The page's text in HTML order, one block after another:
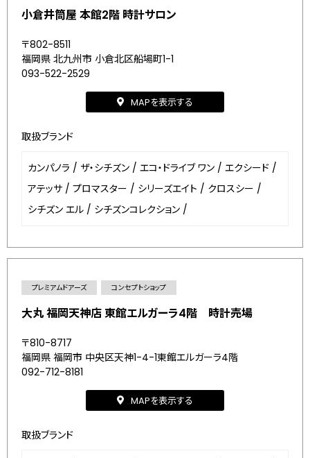
小倉井筒屋 本館2階 時計サロン
〒802-8511
福岡県 北九州市 小倉北区船場町1-1
093-522-2529
MAPを表示する
取扱ブランド
カンパノラ / ザ・シチズン / エコ・ドライブ ワン / エクシード /
アテッサ / プロマスター / シリーズエイト / クロスシー /
シチズン エル / シチズンコレクション /
プレミアムドアーズ コンセプトショップ
大丸 福岡天神店 東館エルガーラ4階 時計売場
〒810-8717
福岡県 福岡市 中央区天神1-4-1東館エルガーラ4階
092-712-8181
MAPを表示する
取扱ブランド